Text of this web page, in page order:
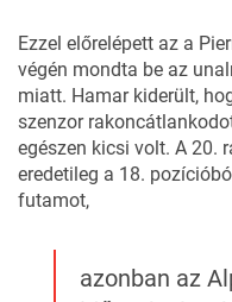
Ezzel előrelépett az a
végén mondta be az
miatt. Hamar kiderült,
szenzor
egészen kicsi volt. A 20.
eredetileg a 18.
futamot,
azonban az